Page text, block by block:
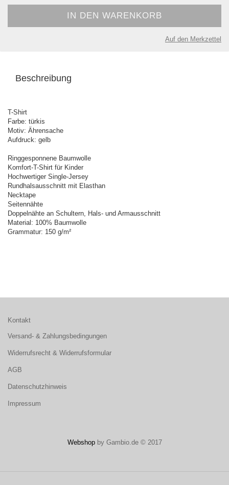
Auf den Merkzettel
Beschreibung
T-Shirt
Farbe: türkis
Motiv: Ährensache
Aufdruck: gelb
Ringgesponnene Baumwolle
Komfort-T-Shirt für Kinder
Hochwertiger Single-Jersey
Rundhalsausschnitt mit Elasthan
Necktape
Seitennähte
Doppelnähte an Schultern, Hals- und Armausschnitt
Material: 100% Baumwolle
Grammatur: 150 g/m²
Kontakt
Versand- & Zahlungsbedingungen
Widerrufsrecht & Widerrufsformular
AGB
Datenschutzhinweis
Impressum
Webshopby Gambio.de © 2017